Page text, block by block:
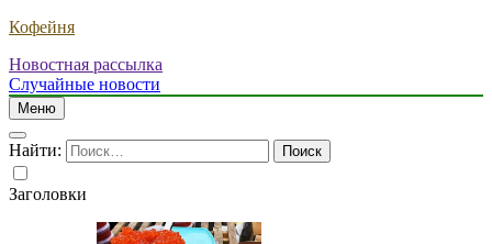
Кофейня
Новостная рассылка
Случайные новости
Меню
Найти:
Заголовки